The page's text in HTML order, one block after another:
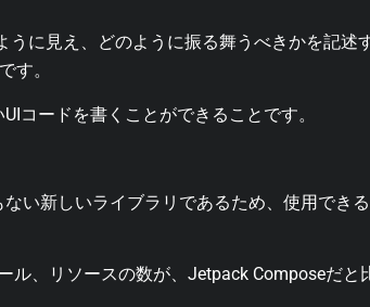
に見え、どのように振る舞うべきかを記述
す。
コードを書くことができることです。
い新しいライブラリであるため、使用でき
ル、リソースの数が、Jetpack Composeだと